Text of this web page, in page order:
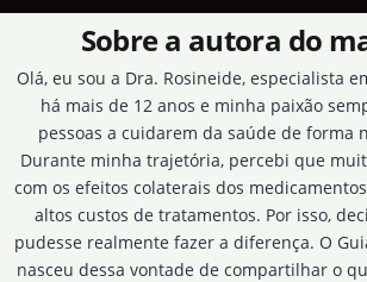
Sobre a autora do
Olá, eu sou a Dra. Rosineide, especialista
há mais de 12 anos e minha paixão
pessoas a cuidarem da saúde de forma
Durante minha trajetória, percebi que
com os efeitos colaterais dos
altos custos de tratamentos. Por isso,
pudesse realmente fazer a diferença. O
nasceu dessa vontade de compartilhar o